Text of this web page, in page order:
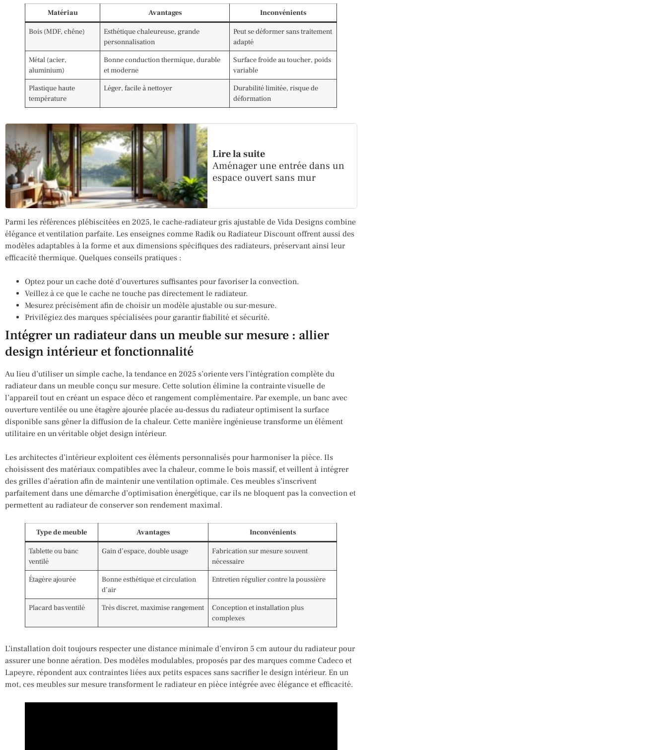
Matériau Avantages
Inconvénients
Bois (MDF, chêne)
Esthétique chaleureuse, grande
personnalisation
Peut se déformer sans traitement
adapté
Métal (acier,
aluminium)
Bonne conduction thermique, durable
et moderne
Surface froide au toucher, poids
variable
Plastique haute
température
Léger, facile à nettoyer
Durabilité limitée, risque de
déformation
Lire la suite
Aménager une entrée dans un
espace ouvert sans mur
Parmi les références plébiscitées en 2025, le cache-radiateur gris ajustable de Vida Designs combine
élégance et ventilation parfaite. Les enseignes comme Radik ou Radiateur Discount offrent aussi des
modèles adaptables à la forme et aux dimensions spécifiques des radiateurs, préservant ainsi leur
efficacité thermique. Quelques conseils pratiques :
Optez pour un cache doté d’ouvertures suffisantes pour favoriser la convection.
Veillez à ce que le cache ne touche pas directement le radiateur.
Mesurez précisément afin de choisir un modèle ajustable ou sur-mesure.
Privilégiez des marques spécialisées pour garantir fiabilité et sécurité.
Intégrer un radiateur dans un meuble sur mesure : allier
design intérieur et fonctionnalité
Au lieu d’utiliser un simple cache, la tendance en 2025 s’oriente vers l’intégration complète du
radiateur dans un meuble conçu sur mesure. Cette solution élimine la contrainte visuelle de
l’appareil tout en créant un espace déco et rangement complémentaire. Par exemple, un banc avec
ouverture ventilée ou une étagère ajourée placée au-dessus du radiateur optimisent la surface
disponible sans gêner la diffusion de la chaleur. Cette manière ingénieuse transforme un élément
utilitaire en un véritable objet design intérieur.
Les architectes d’intérieur exploitent ces éléments personnalisés pour harmoniser la pièce. Ils
choisissent des matériaux compatibles avec la chaleur, comme le bois massif, et veillent à intégrer
des grilles d’aération afin de maintenir une ventilation optimale. Ces meubles s’inscrivent
parfaitement dans une démarche d’optimisation énergétique, car ils ne bloquent pas la convection et
permettent au radiateur de conserver son rendement maximal.
Type de meuble Avantages
Inconvénients
Tablette ou banc
ventilé
Gain d’espace, double usage
Fabrication sur mesure souvent
nécessaire
Étagère ajourée
Bonne esthétique et circulation
d’air
Entretien régulier contre la poussière
Placard bas ventilé Très discret, maximise rangement
Conception et installation plus
complexes
L’installation doit toujours respecter une distance minimale d’environ 5 cm autour du radiateur pour
assurer une bonne aération. Des modèles modulables, proposés par des marques comme Cadeco et
Lapeyre, répondent aux contraintes liées aux petits espaces sans sacrifier le design intérieur. En un
mot, ces meubles sur mesure transforment le radiateur en pièce intégrée avec élégance et efficacité.